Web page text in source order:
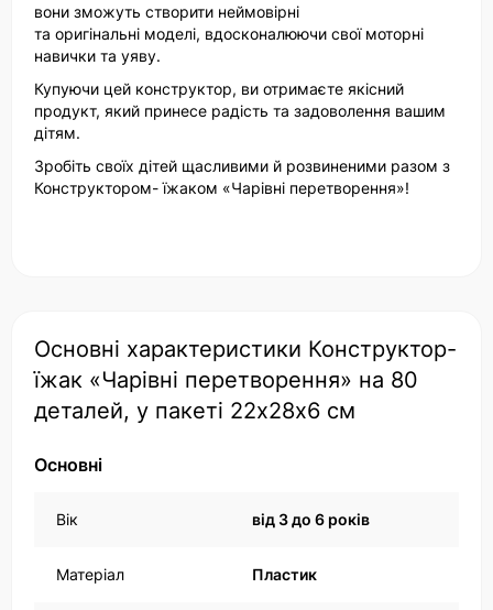
вони зможуть створити неймовірні
та оригінальні моделі, вдосконалюючи свої моторні
навички та уяву.
Купуючи цей конструктор, ви отримаєте якісний
продукт, який принесе радість та задоволення вашим
дітям.
Зробіть своїх дітей щасливими й розвиненими разом з
Конструктором- їжаком «Чарівні перетворення»!
Основні характеристики Конструктор-
їжак «Чарівні перетворення» на 80
деталей, у пакеті 22х28х6 см
Основні
Вік від 3 до 6 років
Матеріал Пластик